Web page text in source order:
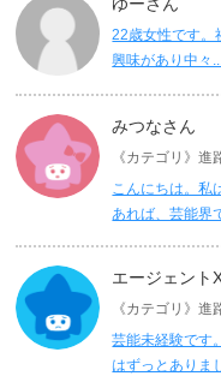
22歳女性です。
興味があり中々...
みつなさん
《カテゴリ》進
こんにちは。私
あれば、芸能界
エージェント
《カテゴリ》進
芸能未経験です
はずっとありま